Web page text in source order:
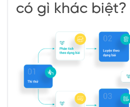
có gì khác biệt?